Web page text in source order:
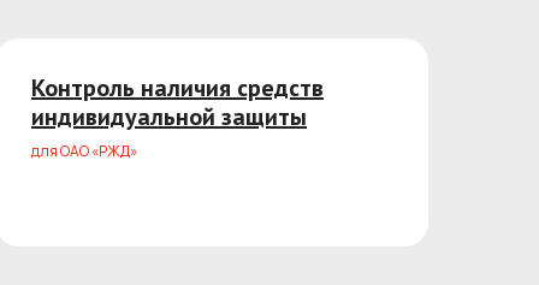
Контроль наличия средств
индивидуальной защиты
для ОАО «РЖД»